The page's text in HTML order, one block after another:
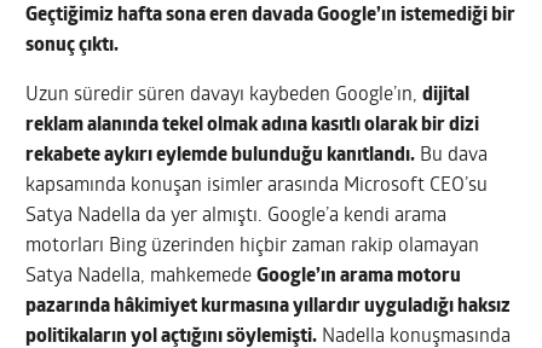
Geçtiğimiz hafta sona eren davada Google’ın istemediği bir
sonuç çıktı.
Uzun süredir süren davayı kaybeden Google’ın,dijital
reklam alanında tekel olmak adına kasıtlı olarak bir dizi
rekabete aykırı eylemde bulunduğu kanıtlandı. Bu dava
kapsamında konuşan isimler arasında Microsoft CEO’su
Satya Nadella da yer almıştı. Google’a kendi arama
motorları Bing üzerinden hiçbir zaman rakip olamayan
Satya Nadella, mahkemedeGoogle’ın arama motoru
pazarında hâkimiyet kurmasına yıllardır uyguladığı haksız
politikaların yol açtığını söylemişti. Nadella konuşmasında